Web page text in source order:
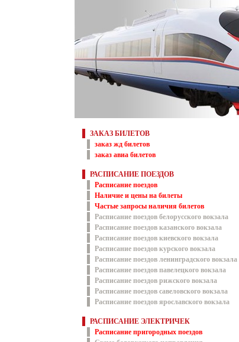
ЗАКАЗ БИЛЕТОВ
заказ жд билетов
заказ авиа билетов
РАСПИСАНИЕ ПОЕЗДОВ
Расписание поездов
Наличие и цены на билеты
Частые запросы наличия билетов
Расписание поездов белорусского вокзала
Расписание поездов казанского вокзала
Расписание поездов киевского вокзала
Расписание поездов курского вокзала
Расписание поездов ленинградского вокзала
Расписание поездов павелецкого вокзала
Расписание поездов рижского вокзала
Расписание поездов савеловского вокзала
Расписание поездов ярославского вокзала
РАСПИСАНИЕ ЭЛЕКТРИЧЕК
Расписание пригородных поездов